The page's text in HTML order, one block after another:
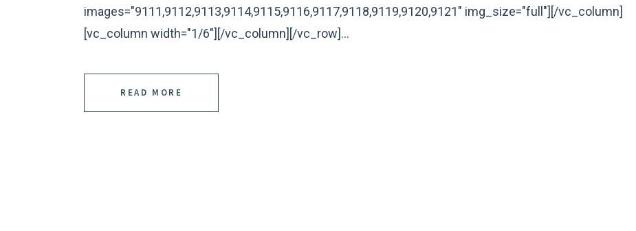
images="9111,9112,9113,9114,9115,9116,9117,9118,9119,9120,9121" img_size="full"][/vc_column]
[vc_column width="1/6"][/vc_column][/vc_row]...
READ MORE